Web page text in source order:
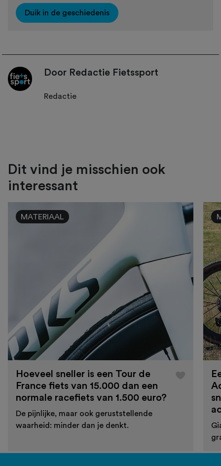
Duik in de geschiedenis
Door Redactie Fietssport
Redactie
Dit vind je misschien ook
interessant
MATERIAAL
Hoeveel sneller is een Tour de
France fiets van 15.000 dan een
normale racefiets van 1.500 euro?
De pijnlijke, maar ook geruststellende
waarheid: minder dan je denkt.